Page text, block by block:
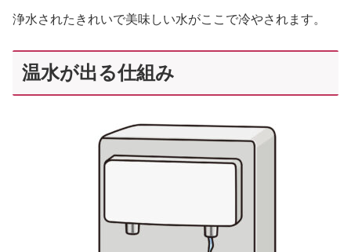
浄水されたきれいで美味しい水がここで冷やされます。
温水が出る仕組み